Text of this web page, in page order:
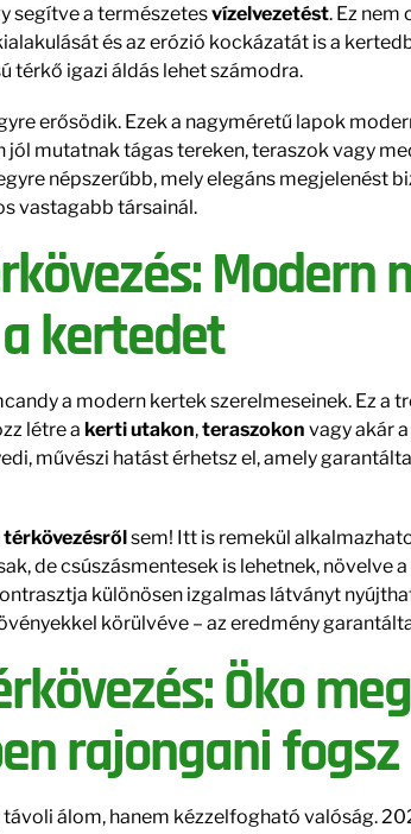
segítve a természetesvízelvezetést. Ez nem
és az erózió kockázatát is a
térkő igazi áldás lehet számodra.
erősödik. Ezek a nagyméretű lapok
mutatnak tágas tereken, teraszok vagy
népszerűbb, mely elegáns megjelenést
vastagabb társainál.
Modern
kertedet
a modern kertek szerelmeseinek. Ez a
létre a kerti utakon,teraszokon vagy akár a
művészi hatást érhetsz el, amely
sem! Itt is remekül
de csúszásmentesek is lehetnek, növelve
különösen izgalmas látványt
körülvéve – az eredmény
Öko
rajongani fogsz
távoli álom, hanem kézzelfogható valóság.